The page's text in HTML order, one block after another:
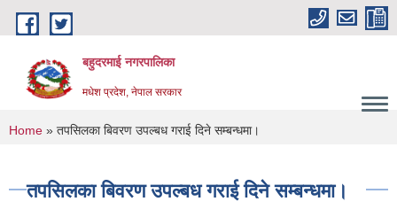
Skip to main content
बहुदरमाई नगरपालिका
मधेश प्रदेश, नेपाल सरकार
You are here
Home » तपसिलका बिवरण उपल्बध गराई दिने सम्बन्धमा।
तपसिलका बिवरण उपल्बध गराई दिने सम्बन्धमा।